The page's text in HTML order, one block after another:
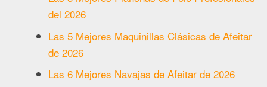
del 2026
Las 5 Mejores Maquinillas Clásicas de Afeitar
de 2026
Las 6 Mejores Navajas de Afeitar de 2026